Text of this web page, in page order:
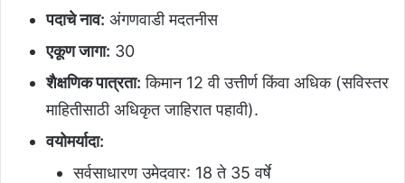
पदाचे नाव: अंगणवाडी मदतनीस
एकूण जागा: 30
शैक्षणिक पात्रता: किमान 12 वी उत्तीर्ण किंवा अधिक (सविस्तर
माहितीसाठी अधिकृत जाहिरात पहावी).
वयोमर्यादा:
सर्वसाधारण उमेदवार: 18 ते 35 वर्षे